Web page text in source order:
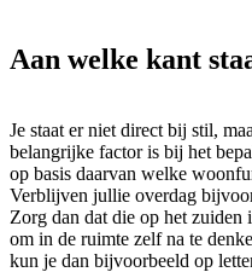
Aan welke kant
Je staat er niet direct bij stil,
belangrijke factor is bij het
op basis daarvan welke woonfunctie waar komt in je huis.
Verblijven jullie overdag bijvoorbeeld voornamelijk in de keuken?
Zorg dan dat die op het zuiden is gericht. Daarnaast
om in de ruimte zelf na te denken over
kun je dan bijvoorbeeld op